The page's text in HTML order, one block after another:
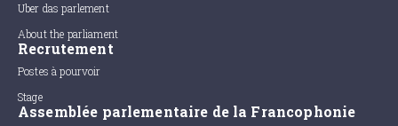
Uber das parlement
About the parliament
Recrutement
Postes à pourvoir
Stage
Assemblée parlementaire de la Francophonie